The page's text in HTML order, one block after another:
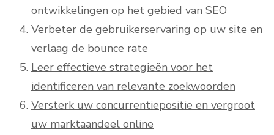
ontwikkelingen op het gebied van SEO
Verbeter de gebruikerservaring op uw site en
verlaag de bounce rate
Leer effectieve strategieën voor het
identificeren van relevante zoekwoorden
Versterk uw concurrentiepositie en vergroot
uw marktaandeel online